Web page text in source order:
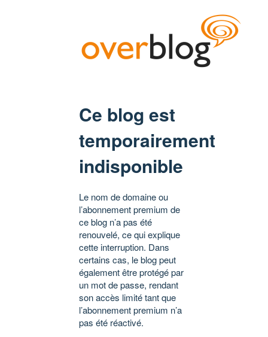
Ce blog est
temporairement
indisponible
Le nom de domaine ou
l’abonnement premium de
ce blog n’a pas été
renouvelé, ce qui explique
cette interruption. Dans
certains cas, le blog peut
également être protégé par
un mot de passe, rendant
son accès limité tant que
l’abonnement premium n’a
pas été réactivé.